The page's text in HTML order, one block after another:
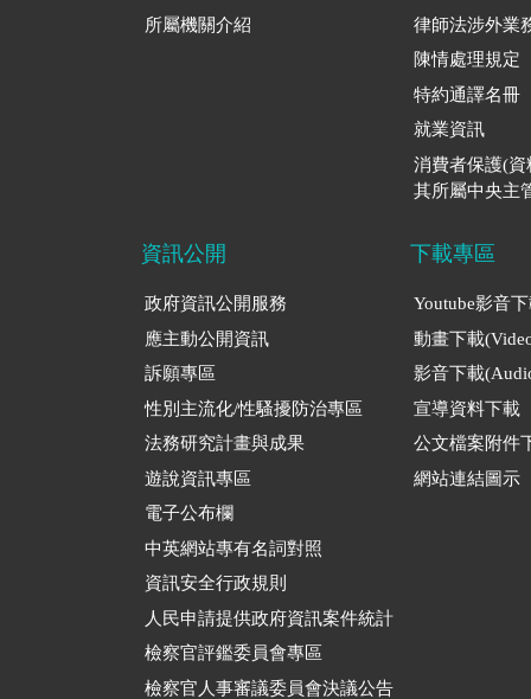
所屬機關介紹
律師法涉外業
陳情處理規定
特約通譯名冊
就業資訊
消費者保護(
其所屬中央主
資訊公開
政府資訊公開服務
應主動公開資訊
訴願專區
性別主流化/性騷擾防治專區
法務研究計畫與成果
遊說資訊專區
電子公布欄
中英網站專有名詞對照
資訊安全行政規則
人民申請提供政府資訊案件統計
檢察官評鑑委員會專區
檢察官人事審議委員會決議公告
下載專區
Youtube影音
動畫下載
影音下載
宣導資料下載
公文檔案附件
網站連結圖示